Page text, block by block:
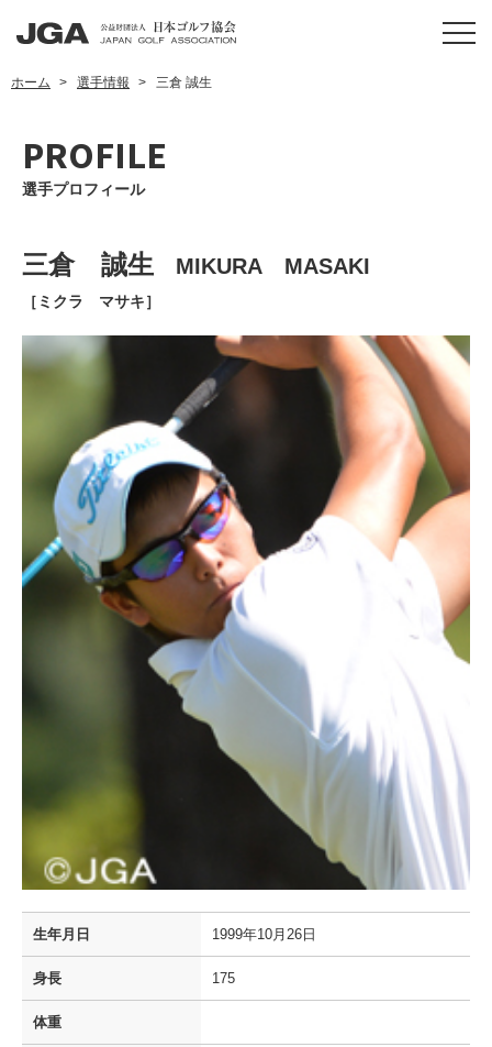
ホーム 選手情報 三倉 誠生
PROFILE
選手プロフィール
三倉 誠生 MIKURA MASAKI
［ミクラ マサキ］
生年月日 1999年10月26日
身長 175
体重